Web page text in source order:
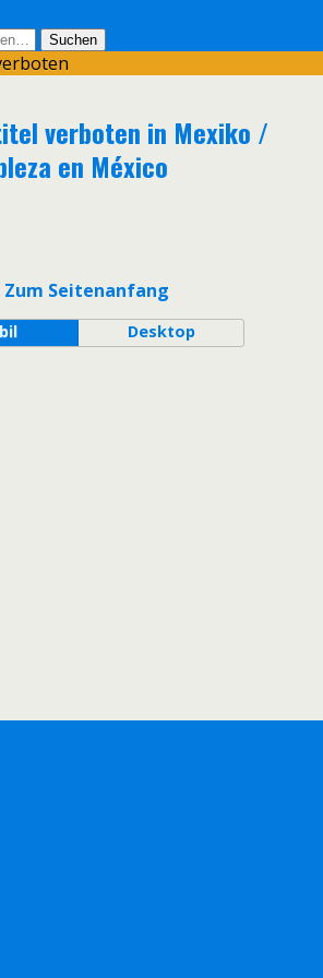
verboten in Mexiko /
en México
Zum Seitenanfang
Desktop